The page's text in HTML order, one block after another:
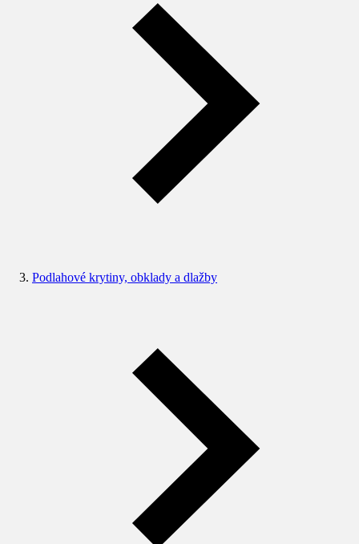
Podlahové krytiny, obklady a dlažby